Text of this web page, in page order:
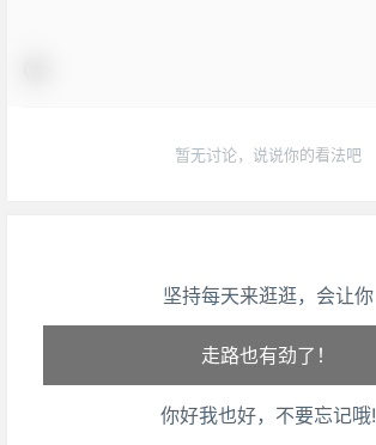
暂无讨论，说说你的看法吧
坚持每天来逛逛，会让你
你好我也好，不要忘记哦!